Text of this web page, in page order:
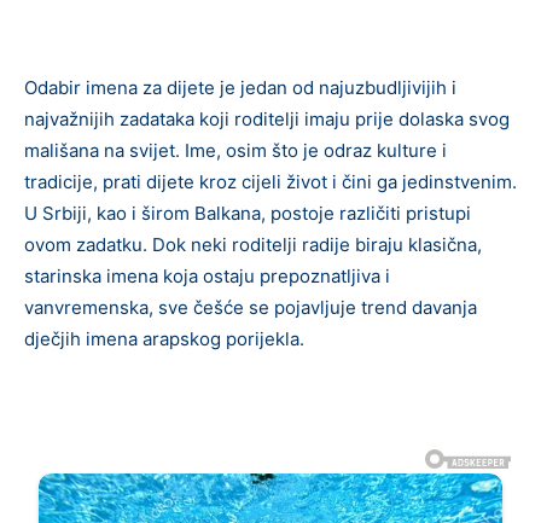
Odabir imena za dijete je jedan od najuzbudljivijih i
najvažnijih zadataka koji roditelji imaju prije dolaska svog
mališana na svijet. Ime, osim što je odraz kulture i
tradicije, prati dijete kroz cijeli život i čini ga jedinstvenim.
U Srbiji, kao i širom Balkana, postoje različiti pristupi
ovom zadatku. Dok neki roditelji radije biraju klasična,
starinska imena koja ostaju prepoznatljiva i
vanvremenska, sve češće se pojavljuje trend davanja
dječjih imena arapskog porijekla.